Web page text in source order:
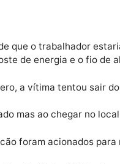
enquanto operava
Estrada da Penal em
poste de energia e o